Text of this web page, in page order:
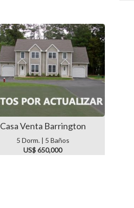
Casa Venta Barrington
5 Dorm. | 5 Baños
US$ 650,000